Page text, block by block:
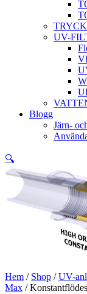
UV-
Blogg
Järn-
🔍
Hem / Shop /UV-
Max /